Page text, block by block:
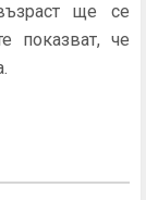
ще се
показват, че